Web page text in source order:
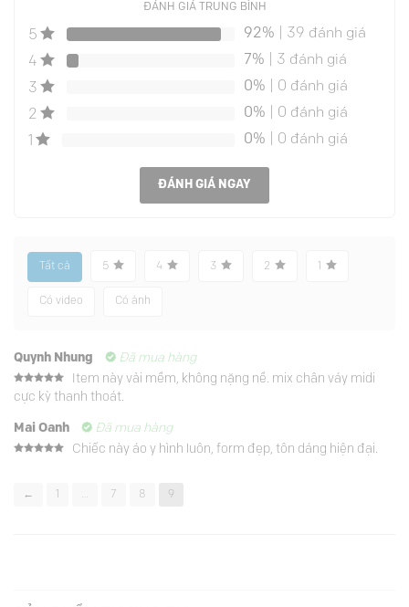
ĐÁNH GIÁ TRUNG BÌNH
5 92% | 39 đánh giá
4
7% | 3 đánh giá
3
0% | 0 đánh giá
2
0% | 0 đánh giá
0% | 0 đánh giá
ĐÁNH GIÁ NGAY
Tất cả 5 4 3 2
Có video Có ảnh
Quynh Nhung Đã mua hàng
Được xếp
hạng5 5
Item này vải mềm, không nặng nề. mix chân váy midi
cực kỳ thanh thoát.
Mai Oanh Đã mua hàng
Chiếc này áo y hình luôn, form đẹp, tôn dáng hiện đại.
← … 7 8 9